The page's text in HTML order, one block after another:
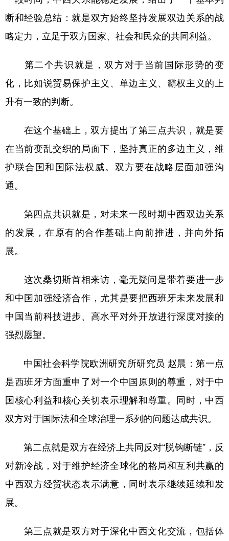
断和经验总结：就是双方始终坚持发展双边关系的战
略定力，立足于双方国家、社会和民众的共同利益。
第二个共识就是，双方对于当前国际形势的变
化，比如说贸易保护主义、单边主义、霸权主义的上
升有一致的判断。
在这个基础上，双方提出了第三点共识，就是要
在当前变乱交织的局面下，坚持真正的多边主义，维
护联合国和国际法权威。双方要在战略层面加强沟
通。
第四点共识就是，对未来一段时期中西双边关系
的发展，在原有的合作基础上向前推进，并向外拓
展。
这次桑切斯首相来访，毫无疑问是带着要进一步
和中国加强经济合作，尤其是要把西班牙未来发展和
中国当前科技进步、高水平对外开放进行深度对接的
强烈愿望。
中国社会科学院欧洲研究所研究员 赵晨：第一点
是西班牙方面重申了对一个中国原则的尊重，对于中
国核心利益和核心关切表示理解和尊重。同时，中西
双方对于国际法和全球治理一系列的问题达成共识。
第二点就是双方在经济上共同反对“脱钩断链”，反
对新冷战，对于维护经济全球化的格局和互利共赢的
中西双方经贸状态表示满意，同时表示继续延续和发
展。
第三点就是双方对于深化中西文化交流，包括体